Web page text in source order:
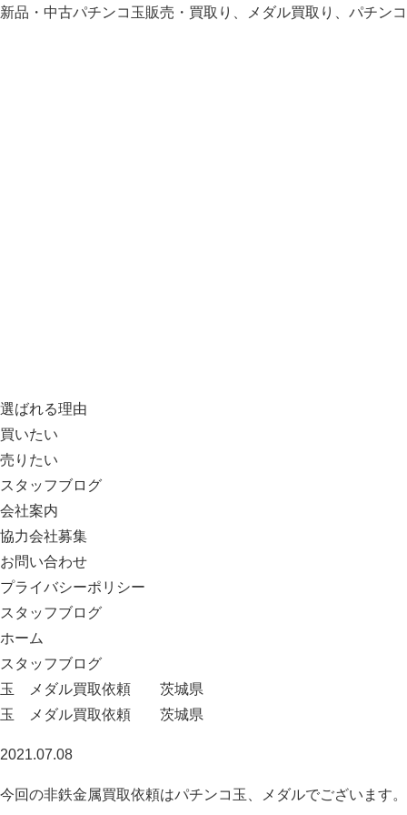
新品・中古パチンコ玉販売・買取り、メダル買取り、パチン
選ばれる理由
買いたい
売りたい
スタッフブログ
会社案内
協力会社募集
お問い合わせ
プライバシーポリシー
スタッフブログ
ホーム
スタッフブログ
玉 メダル買取依頼 茨城県
玉 メダル買取依頼 茨城県
2021.07.08
今回の非鉄金属買取依頼はパチンコ玉、メダルでございます。